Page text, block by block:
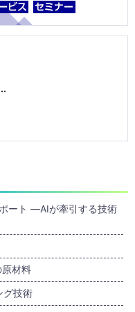
ート ―AIが牽引する技術
材料
グ技術